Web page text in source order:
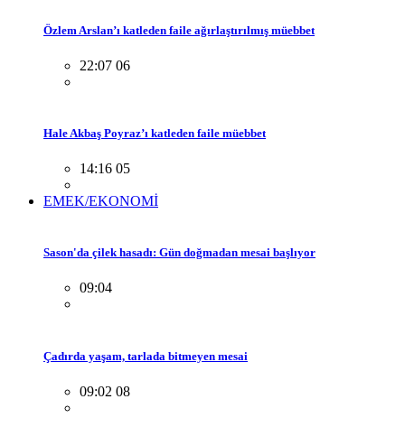
Özlem Arslan’ı katleden faile ağırlaştırılmış müebbet
22:07 06
Hale Akbaş Poyraz’ı katleden faile müebbet
14:16 05
EMEK/EKONOMİ
Sason'da çilek hasadı: Gün doğmadan mesai başlıyor
09:04
Çadırda yaşam, tarlada bitmeyen mesai
09:02 08